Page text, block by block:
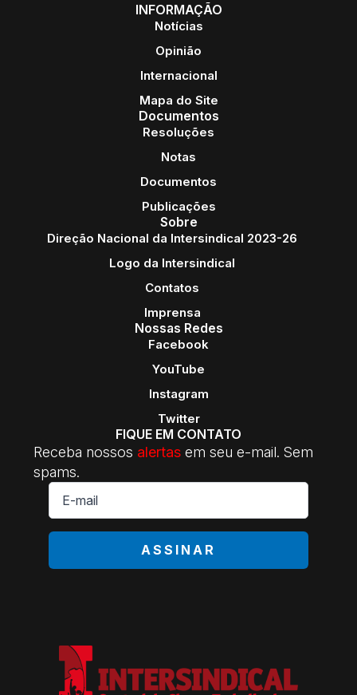
INFORMAÇÃO
Notícias
Opinião
Internacional
Mapa do Site
Documentos
Resoluções
Notas
Documentos
Publicações
Sobre
Direção Nacional da Intersindical 2023-26
Logo da Intersindical
Contatos
Imprensa
Nossas Redes
Facebook
YouTube
Instagram
Twitter
FIQUE EM CONTATO
Receba nossos alertas em seu e-mail. Sem
spams.
E-
mail
ASSINAR